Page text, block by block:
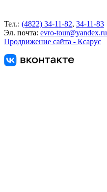
Тел.: (4822) 34-11-82, 34-11-83
Эл. почта: evro-tour@yandex.ru
Продвижение сайта - Ксарус